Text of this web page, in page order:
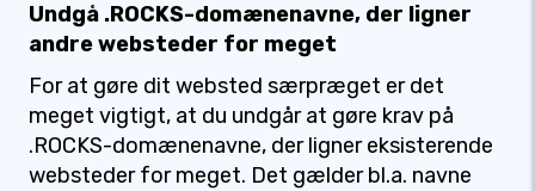
Undgå .ROCKS-domænenavne, der ligner
andre websteder for meget
For at gøre dit websted særpræget er det
meget vigtigt, at du undgår at gøre krav på
.ROCKS-domænenavne, der ligner eksisterende
websteder for meget. Det gælder bl.a. navne